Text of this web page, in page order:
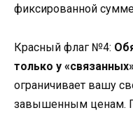
фиксированной
Красный флаг №4:
только у
ограничивает вашу
завышенным ценам.